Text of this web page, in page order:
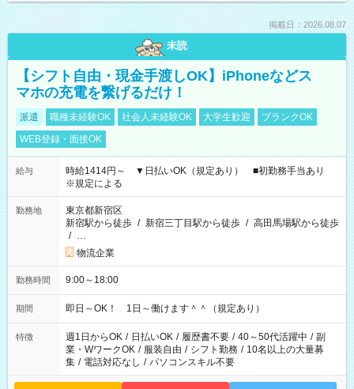
掲載日：2026.08.07
未読
【シフト自由・現金手渡しOK】iPhoneなどス
マホの充電を繋げるだけ！
派遣 職種未経験OK 社会人未経験OK 大学生歓迎
ブランクOK
WEB登録・面接OK
給与
時給1414円～ ▼日払いOK（規定あり） ■初勤務手当あり
※規定による
勤務地
東京都新宿区
新宿駅から徒歩 / 新宿三丁目駅から徒歩 / 高田馬場駅から徒歩
/ …
物流企業
勤務時間 9:00～18:00
期間 即日～OK！ 1日～働けます＾＾（規定あり）
特徴 週1日からOK / 日払いOK / 履歴書不要 / 40～50代活躍中 / 副
業・WワークOK / 服装自由 / シフト勤務 / 10名以上の大量募
集 / 電話対応なし / パソコンスキル不要